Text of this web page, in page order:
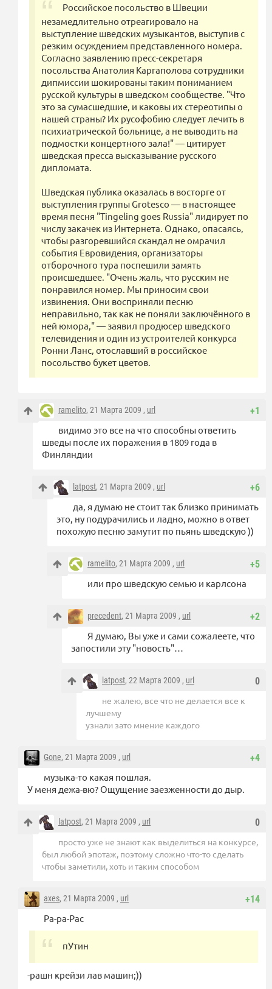
Российское посольство в Швеции
незамедлительно отреагировало на
выступление шведских музыкантов, выступив с
резким осуждением представленного номера.
Согласно заявлению пресс-секретаря
посольства Анатолия Каргаполова сотрудники
дипмиссии шокированы таким пониманием
русской культуры в шведском сообществе. "Что
это за сумасшедшие, и каковы их стереотипы о
нашей страны? Их русофобию следует лечить в
психиатрической больнице, а не выводить на
подмостки концертного зала!" — цитирует
шведская пресса высказывание русского
дипломата.
Шведская публика оказалась в восторге от
выступления группы Grotesco — в настоящее
время песня "Tingeling goes Russia" лидирует по
числу закачек из Интернета. Однако, опасаясь,
чтобы разгоревшийся скандал не омрачил
события Евровидения, организаторы
отборочного тура поспешили замять
происшедшее. "Очень жаль, что русским не
понравился номер. Мы приносим свои
извинения. Они восприняли песню
неправильно, так как не поняли заключённого в
ней юмора," — заявил продюсер шведского
телевидения и один из устроителей конкурса
Ронни Ланс, отославший в российское
посольство букет цветов.
+1
ramelito, 21 Марта 2009 , url
видимо это все на что способны ответить
шведы после их поражения в 1809 года в
Финляндии
+6
latpost, 21 Марта 2009 , url
да, я думаю не стоит так близко принимать
это, ну подурачились и ладно, можно в ответ
похожую песню замутит по пьянь шведскую ))
+5
ramelito, 21 Марта 2009 , url
или про шведскую семью и карлсона
+2
precedent, 21 Марта 2009 , url
Я думаю, Вы уже и сами сожалеете, что
запостили эту "новость"…
0
latpost, 22 Марта 2009 , url
не жалею, все что не делается все к
лучшему
узнали зато мнение каждого
+4
Gone, 21 Марта 2009 , url
музыка-то какая пошлая.
У меня дежа-вю? Ощущение заезженности до дыр.
0
latpost, 21 Марта 2009 , url
просто уже не знают как выделиться на конкурсе,
был любой эпотаж, поэтому сложно что-то сделать
чтобы заметили, хоть и таким способом
+14
axes, 21 Марта 2009 , url
Ра-ра-Рас
пУтин
-рашн крейзи лав машин;))